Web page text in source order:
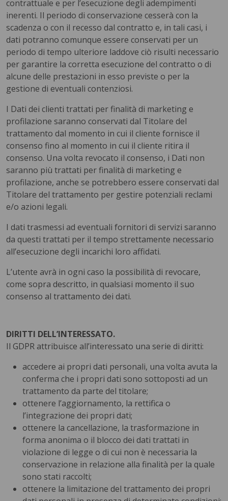
contrattuale e per l’esecuzione degli adempimenti
inerenti. Il periodo di conservazione cesserà con la
scadenza o con il recesso dal contratto e, in tali casi, i
dati potranno comunque essere conservati per un
periodo di tempo ulteriore laddove ciò risulti necessario
per garantire la corretta esecuzione del contratto o di
alcune delle prestazioni in esso previste o per la
gestione di eventuali contenziosi.
I Dati dei clienti trattati per finalità di marketing e
profilazione saranno conservati dal Titolare del
trattamento dal momento in cui il cliente fornisce il
consenso fino al momento in cui il cliente ritira il
consenso. Una volta revocato il consenso, i Dati non
saranno più trattati per finalità di marketing e
profilazione, anche se potrebbero essere conservati dal
Titolare del trattamento per gestire potenziali reclami
e/o azioni legali.
I dati trasmessi ad eventuali fornitori di servizi saranno
da questi trattati per il tempo strettamente necessario
all’esecuzione degli incarichi loro affidati.
L’utente avrà in ogni caso la possibilità di revocare,
come sopra descritto, in qualsiasi momento il suo
consenso al trattamento dei dati.
DIRITTI DELL’INTERESSATO.
Il GDPR attribuisce all’interessato una serie di diritti:
accedere ai propri dati personali, una volta avuta la
conferma che i propri dati sono sottoposti ad un
trattamento da parte del titolare;
ottenere l’aggiornamento, la rettifica o
l’integrazione dei propri dati;
ottenere la cancellazione, la trasformazione in
forma anonima o il blocco dei dati trattati in
violazione di legge o di cui non è necessaria la
conservazione in relazione alla finalità per la quale
sono stati raccolti;
ottenere la limitazione del trattamento dei propri